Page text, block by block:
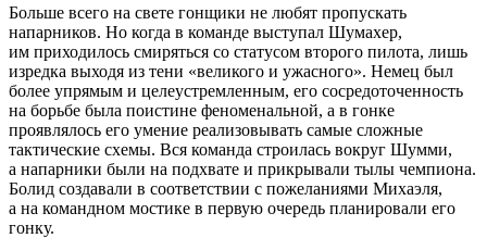
Больше всего на свете гонщики не любят пропускать
напарников. Но когда в команде выступал Шумахер,
им приходилось смиряться со статусом второго пилота, лишь
изредка выходя из тени «великого и ужасного». Немец был
более упрямым и целеустремленным, его сосредоточенность
на борьбе была поистине феноменальной, а в гонке
проявлялось его умение реализовывать самые сложные
тактические схемы. Вся команда строилась вокруг Шумми,
а напарники были на подхвате и прикрывали тылы чемпиона.
Болид создавали в соответствии с пожеланиями Михаэля,
а на командном мостике в первую очередь планировали его
гонку.